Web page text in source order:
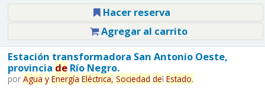
Hacer reserva
Agregar al carrito
Estación transformadora San Antonio Oeste,
provincia deRío Negro.
por Agua y Energía Eléctrica, Sociedad del Estado.